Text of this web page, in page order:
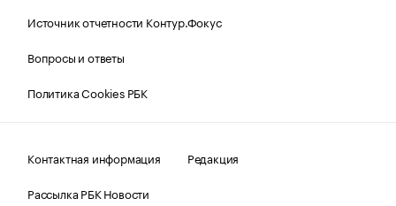
Источник отчетности Контур.Фокус
Вопросы и ответы
Политика Cookies РБК
Контактная информация
Редакция
Рассылка РБК Новости